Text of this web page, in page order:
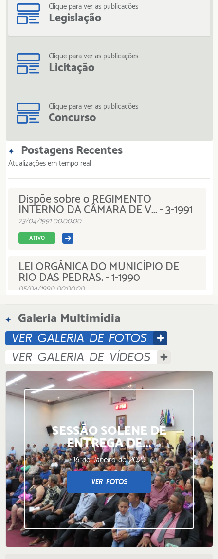
Clique para ver as publicações
Legislação
Clique para ver as publicações
Licitação
Clique para ver as publicações
Concurso
Postagens Recentes
Atualizações em tempo real
Dispõe sobre o REGIMENTO
INTERNO DA CÂMARA DE V... - 3-1991
23/04/1991 00:00:00
ATIVO
LEI ORGÂNICA DO MUNICÍPIO DE
RIO DAS PEDRAS. - 1-1990
05/04/1990 00:00:00
Galeria Multimídia
VER GALERIA DE FOTOS
VER GALERIA DE VÍDEOS
SESSÃO SOLENE DE
ENTREGA DE...
16 de Janeiro de 2025
VER FOTOS